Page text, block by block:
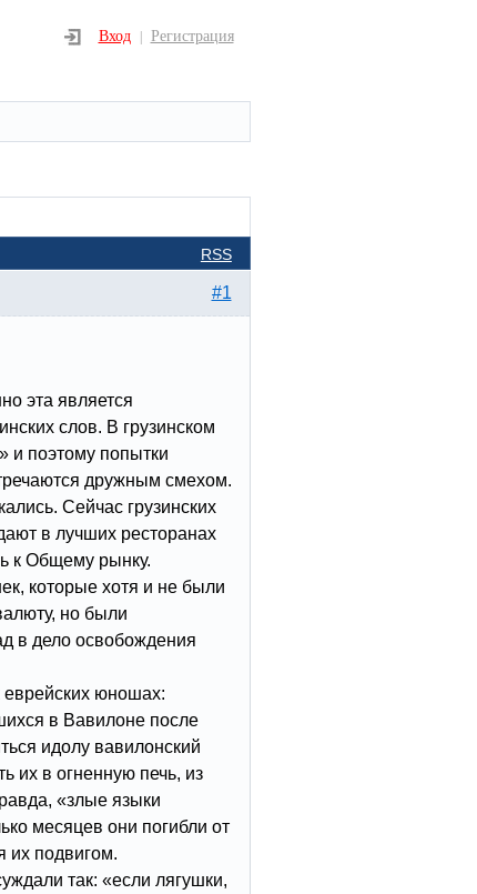
Вход Регистрация
RSS
#1
эта является
слов. В грузинском
и поэтому попытки
дружным смехом.
Сейчас грузинских
в лучших ресторанах
к Общему рынку.
которые хотя и не были
но были
в дело освобождения
еврейских юношах:
в Вавилоне после
идолу вавилонский
их в огненную печь, из
«злые языки
месяцев они погибли от
их подвигом.
так: «если лягушки,